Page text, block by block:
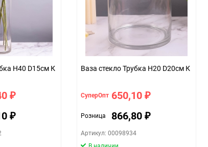
H40 D15см К
₽
₽
Ваза стекло Трубка H20 D20см К
СуперОпт 650,10 ₽
Розница 866,80 ₽
Артикул: 00098934
В наличии